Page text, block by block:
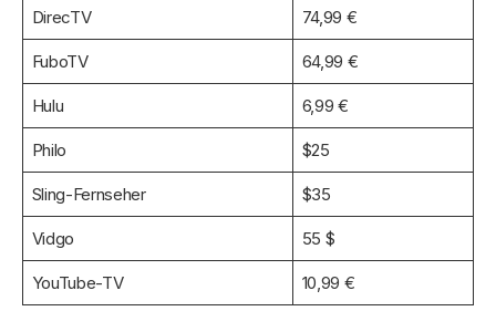
DirecTV 74,99 €
FuboTV 64,99 €
Hulu 6,99 €
Philo $25
Sling-Fernseher $35
Vidgo 55 $
YouTube-TV 10,99 €